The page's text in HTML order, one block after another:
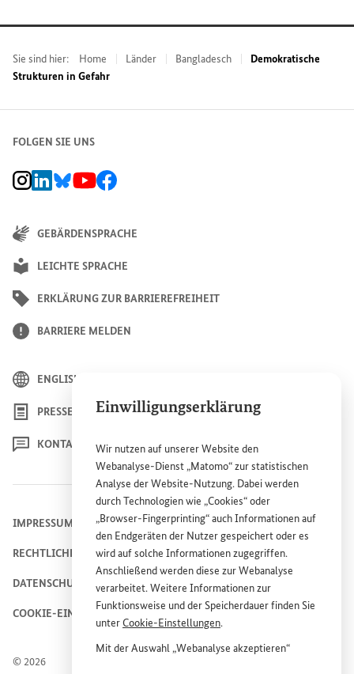
Einwilligungserklärung
Wir nutzen auf unsererWebsite den
Webanalyse-Dienst „Matomo“ zur statistischen
Analyse derWebsite-Nutzung. Dabei werden
durch Technologien wie „Cookies“ oder
„Browser-Fingerprinting“ auch Informationen auf
den Endgeräten der Nutzer gespeichert oder es
wird auf solche Informationen zugegriffen.
Anschließend werden diese zur Webanalyse
verarbeitet. Weitere Informationen zur
Funktionsweise und der Speicherdauer finden Sie
unterCookie-Einstellungen.
Mit der Auswahl „Webanalyse akzeptieren“
Sie sind hier: Home Länder Bangladesch
Demokratische
Strukturen in Gefahr
FOLGEN SIE UNS
BMZ Instagram-Kanal, Externer Link
BMZ LinkedIn Unternehmensseite, Externer Link
BMZ Bluesky-Seite, Externer Link
BMZ Youtube-Kanal, Externer Link
BMZ Facebook-Seite, Externer Link
GEBÄRDENSPRACHE
LEICHTE SPRACHE
ERKLÄRUNG ZUR BARRIEREFREIHEIT
BARRIERE MELDEN
ENGLISH
PRESSE
KONTAKT
© 2026
IMPRESSUM
RECHTLICHE HINWEISE
DATENSCHUTZHINWEIS
COOKIE-EINSTELLUNGEN